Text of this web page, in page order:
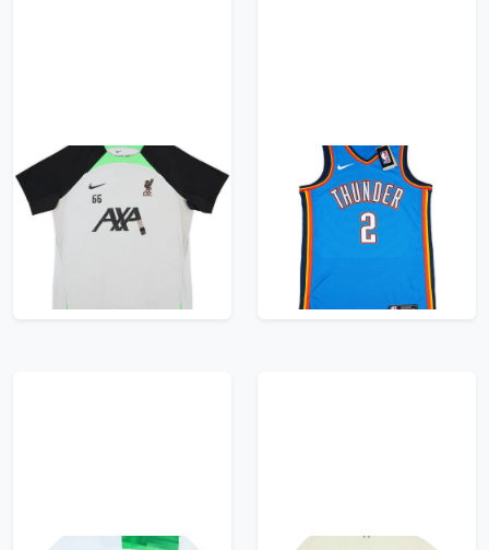
2023-24 Liverpool
Player Issue Training
Shirt #66 (Alexander-
Arnold) - 3/10 - (L)
2019-23 Oklahoma
City Thunder
Gilgeous-Alexander
#2 Nike Swingman
Away Jersey (S)
731 kr / £83.99